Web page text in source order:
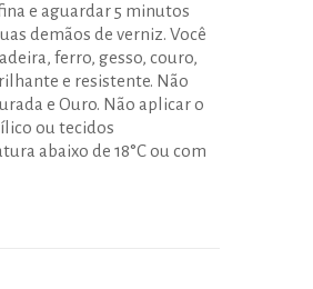
e aguardar 5 minutos
demãos de verniz. Você
ferro, gesso, couro,
e resistente. Não
e Ouro. Não aplicar o
ou tecidos
abaixo de 18°C ou com